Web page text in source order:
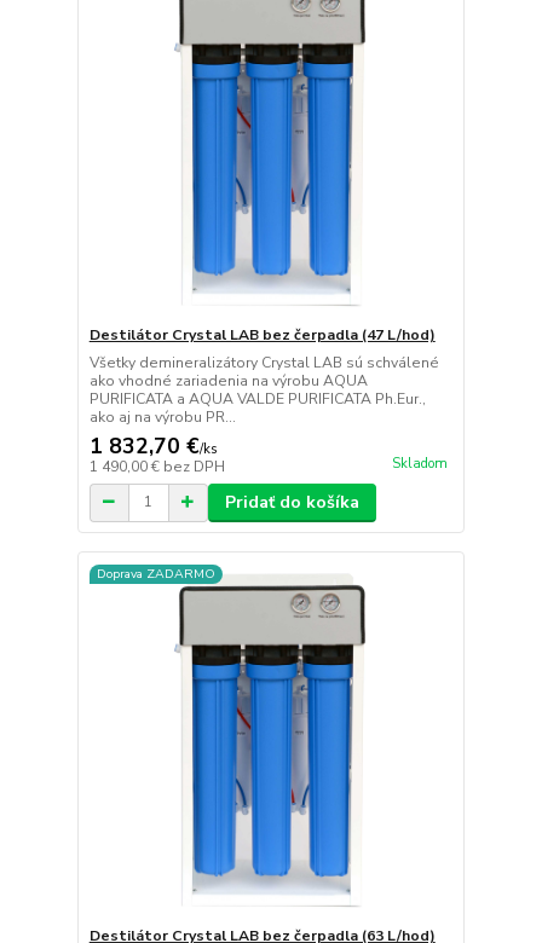
Destilátor Crystal LAB bez čerpadla (47 L/hod)
Všetky demineralizátory Crystal LAB sú schválené
ako vhodné zariadenia na výrobu AQUA
PURIFICATA a AQUA VALDE PURIFICATA Ph.Eur.,
ako aj na výrobu PR...
1 832,70 €/ks
1 490,00 € bez DPH Skladom
Pridať do košíka
Doprava ZADARMO
Destilátor Crystal LAB bez čerpadla (63 L/hod)